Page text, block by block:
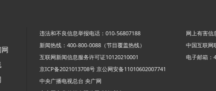
违法和不良信息举报电话：010-56807188
网上有害信
新闻热线：400-800-0088（节目覆盖热线）
中国互联网
互联网新闻信息服务许可证10120210001
电子邮箱：
京ICP备2021013708号 京公网安备11010602007741
中央广播电视总台 央广网